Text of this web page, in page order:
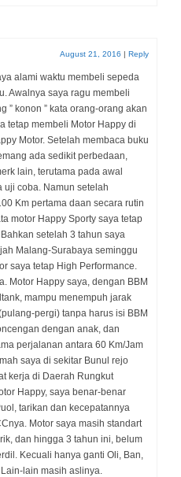
August 21, 2016 | Reply
alami waktu membeli sepeda
Awalnya saya ragu membeli
” konon ” kata orang-orang akan
tetap membeli Motor Happy di
Motor. Setelah membaca buku
ada sedikit perbedaan,
lain, terutama pada awal
coba. Namun setelah
Km pertama daan secara rutin
motor Happy Sporty saya tetap
setelah 3 tahun saya
Malang-Surabaya seminggu
saya tetap High Performance.
Motor Happy saya, dengan BBM
mampu menempuh jarak
pergi) tanpa harus isi BBM
dengan anak, dan
perjalanan antara 60 Km/Jam
saya di sekitar Bunul rejo
kerja di Daerah Rungkut
Happy, saya benar-benar
tarikan dan kecepatannya
Motor saya masih standart
dan hingga 3 tahun ini, belum
Kecuali hanya ganti Oli, Ban,
lain masih aslinya.